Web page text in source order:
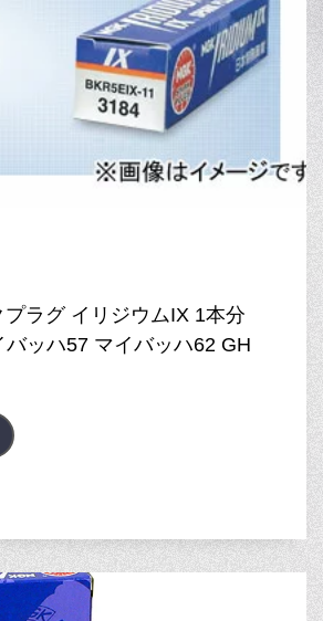
ラグ イリジウムIX 1本分
バッハ57 マイバッハ62 GH